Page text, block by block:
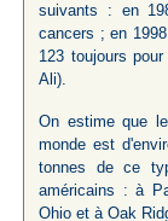
suivants : en
cancers ; en
123 toujours
Ali).
On estime que
monde est
tonnes de ce
américains : à
Ohio et à Oak